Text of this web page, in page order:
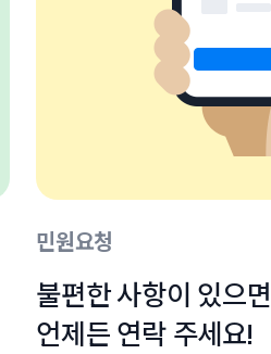
민원요청
불편한 사항이 있으면
언제든 연락 주세요!